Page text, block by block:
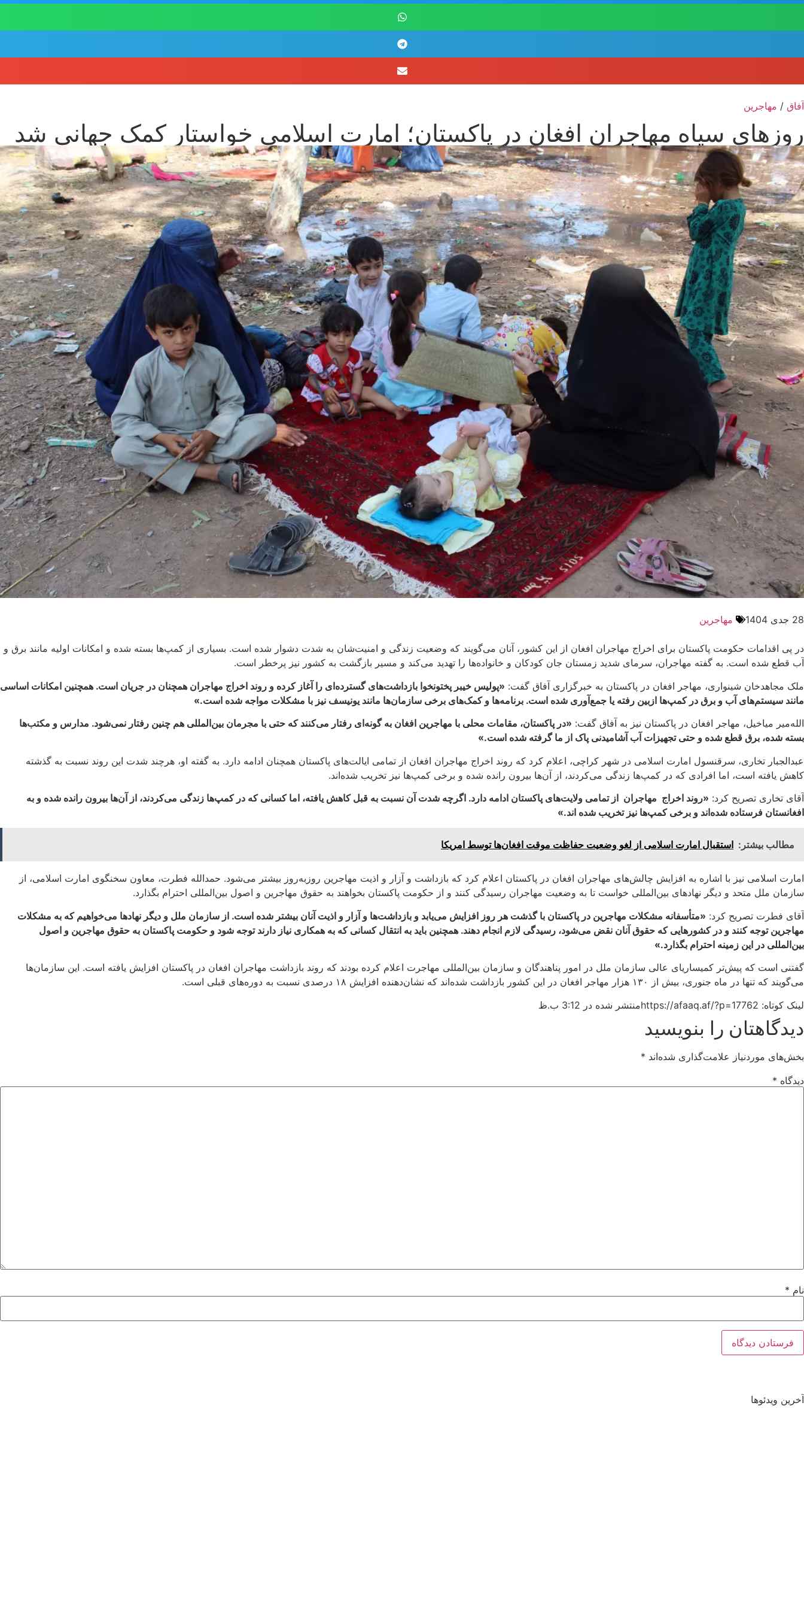
آفاق / مهاجرین
روزهای سیاه مهاجران افغان در پاکستان؛ امارت اسلامی خواستار کمک جهانی شد
28 جدی 1404 مهاجرین
در پی اقدامات حکومت پاکستان برای اخراج مهاجران افغان از این کشور، آنان می‌گویند که وضعیت زندگی و امنیت‌شان به شدت دشوار شده است. بسیاری از کمپ‌ها بسته شده و امکانات اولیه مانند برق و
آب قطع شده است. به گفته مهاجران، سرمای شدید زمستان جان کودکان و خانواده‌ها را تهدید می‌کند و مسیر بازگشت به کشور نیز پرخطر است.
ملک مجاهدخان شینواری، مهاجر افغان در پاکستان به خبرگزاری آفاق گفت: «پولیس خیبر پختونخوا بازداشت‌های گسترده‌ای را آغاز کرده و روند اخراج مهاجران همچنان در جریان است. همچنین امکانات اساسی
مانند سیستم‌های آب و برق در کمپ‌ها ازبین رفته یا جمع‌آوری شده است. برنامه‌ها و کمک‌های برخی سازمان‌ها مانند یونیسف نیز با مشکلات مواجه شده است.
»
الله‌مير مياخيل، مهاجر افغان در پاکستان نیز به آفاق گفت: «در پاکستان، مقامات محلی با مهاجرین افغان به گونه‌ای رفتار می‌کنند که حتی با مجرمان بین‌المللی هم چنین رفتار نمی‌شود. مدارس و مکتب‌ها
بسته شده، برق قطع شده و حتی تجهیزات آب آشامیدنی پاک از ما گرفته شده است.
»
عبدالجبار تخاری، سرقنسول امارت اسلامی در شهر کراچی، اعلام کرد که روند اخراج مهاجران افغان از تمامی ایالت‌های پاکستان همچنان ادامه دارد. به گفته او، هرچند شدت این روند نسبت به گذشته
کاهش یافته است، اما افرادی که در کمپ‌ها زندگی می‌کردند، از آن‌ها بیرون رانده شده و برخی کمپ‌ها نیز تخریب شده‌اند.
آقای تخاری تصریح کرد: «روند اخراج مهاجران از تمامی ولایت‌های پاکستان ادامه دارد. اگرچه شدت آن نسبت به قبل کاهش یافته، اما کسانی که در کمپ‌ها زندگی می‌کردند، از آن‌ها بیرون رانده شده و به
افغانستان فرستاده شده‌اند و برخی کمپ‌ها نیز تخریب شده اند.»
مطالب بیشتر: استقبال امارت اسلامی از لغو وضعیت حفاظت موقت افغان‌ها توسط امریکا
امارت اسلامی نیز با اشاره به افزایش چالش‌های مهاجران افغان در پاکستان اعلام کرد که بازداشت و آزار و اذیت مهاجرین روزبه‌روز بیشتر می‌شود. حمدالله فطرت، معاون سخنگوی امارت اسلامی، از
سازمان ملل متحد و دیگر نهادهای بین‌المللی خواست تا به وضعیت مهاجران رسیدگی کنند و از حکومت پاکستان بخواهند به حقوق مهاجرین و اصول بین‌المللی احترام بگذارد.
آقای فطرت تصریح کرد: «متأسفانه مشکلات مهاجرین در پاکستان با گذشت هر روز افزایش می‌یابد و بازداشت‌ها و آزار و اذیت آنان بیشتر شده است. از سازمان ملل و دیگر نهادها می‌خواهیم که به مشکلات
مهاجرین توجه کنند و در کشورهایی که حقوق آنان نقض می‌شود، رسیدگی لازم انجام دهند. همچنین باید به انتقال کسانی که به همکاری نیاز دارند توجه شود و حکومت پاکستان به حقوق مهاجرین و اصول
بین‌المللی در این زمینه احترام بگذارد.
»
گفتنی است که پیش‌تر کمیساریای عالی سازمان ملل در امور پناهندگان و سازمان بین‌المللی مهاجرت اعلام کرده بودند که روند بازداشت مهاجران افغان در پاکستان افزایش یافته است. این سازمان‌ها
می‌گویند که تنها در ماه جنوری، بیش از ۱۳۰ هزار مهاجر افغان در این کشور بازداشت شده‌اند که نشان‌دهنده افزایش ۱۸ درصدی نسبت به دوره‌های قبلی است.
لینک کوتاه: https://afaaq.af/?p=17762
منتشر شده در 3:12 ب.ظ
دیدگاهتان را بنویسید
بخش‌های موردنیاز علامت‌گذاری شده‌اند *
دیدگاه *
نام *
آخرین ویدئوها